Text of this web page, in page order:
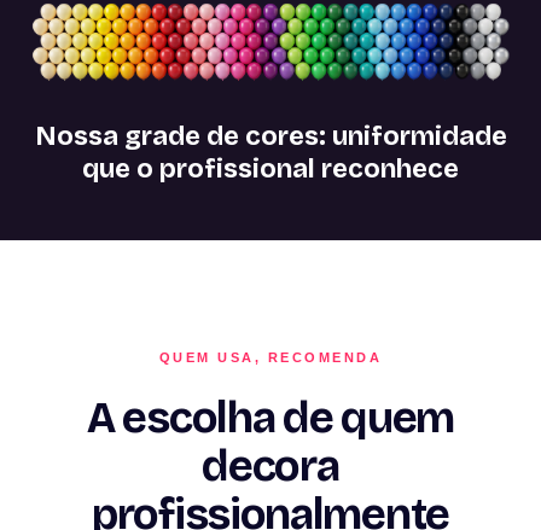
Nossa grade de cores: uniformidade
que o profissional reconhece
QUEM USA, RECOMENDA
A escolha de quem
decora
profissionalmente